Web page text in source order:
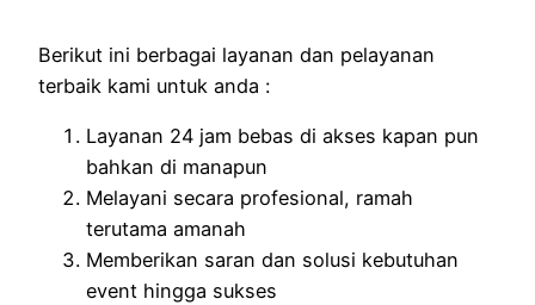
Berikut ini berbagai layanan dan pelayanan
terbaik kami untuk anda :
Layanan 24 jam bebas di akses kapan pun
bahkan di manapun
Melayani secara profesional, ramah
terutama amanah
Memberikan saran dan solusi kebutuhan
event hingga sukses